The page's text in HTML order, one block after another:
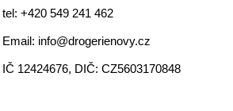
tel: +420 549 241 462
Email: info@drogerienovy.cz
IČ 12424676, DIČ: CZ5603170848